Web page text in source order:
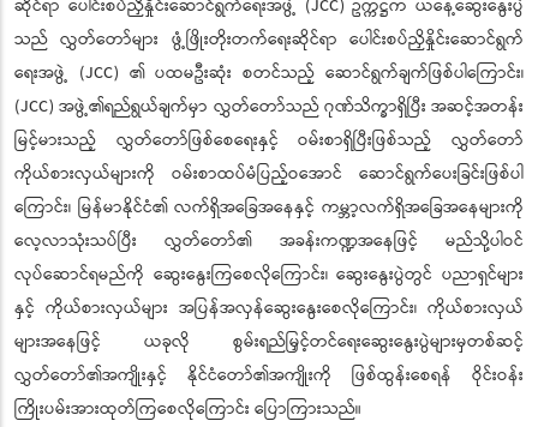
ဆိုင်ရာ ပေါင်းစပ်ညှိနှိုင်းဆောင်ရွက်ရေးအဖွဲ့ (JCC) ဥက္ကဋ္ဌက ယနေ့ဆွေးနွေးပွဲ
သည် လွှတ်တော်များ ဖွံ့ဖြိုးတိုးတက်ရေးဆိုင်ရာ ပေါင်းစပ်ညှိနှိုင်းဆောင်ရွက်
ရေးအဖွဲ့ (JCC) ၏ ပထမဦးဆုံး စတင်သည့် ဆောင်ရွက်ချက်ဖြစ်ပါကြောင်း၊
(JCC) အဖွဲ့၏ရည်ရွယ်ချက်မှာ လွှတ်တော်သည် ဂုဏ်သိက္ခာရှိပြီး အဆင့်အတန်း
မြင့်မားသည့် လွှတ်တော်ဖြစ်စေရေးနှင့် ဝမ်းစာရှိပြီးဖြစ်သည့် လွှတ်တော်
ကိုယ်စားလှယ်များကို ဝမ်းစာထပ်မံပြည့်ဝအောင် ဆောင်ရွက်ပေးခြင်းဖြစ်ပါ
ကြောင်း၊ မြန်မာနိုင်ငံ၏ လက်ရှိအခြေအနေနှင့် ကမ္ဘာ့လက်ရှိအခြေအနေများကို
လေ့လာသုံးသပ်ပြီး လွှတ်တော်၏ အခန်းကဏ္ဍအနေဖြင့် မည်သို့ပါဝင်
လုပ်ဆောင်ရမည်ကို ဆွေးနွေးကြစေလိုကြောင်း၊ ဆွေးနွေးပွဲတွင် ပညာရှင်များ
နှင့် ကိုယ်စားလှယ်များ အပြန်အလှန်ဆွေးနွေးစေလိုကြောင်း၊ ကိုယ်စားလှယ်
များအနေဖြင့် ယခုလို စွမ်းရည်မြှင့်တင်ရေးဆွေးနွေးပွဲများမှတစ်ဆင့်
လွှတ်တော်၏အကျိုးနှင့် နိုင်ငံတော်၏အကျိုးကို ဖြစ်ထွန်းစေရန် ဝိုင်းဝန်း
ကြိုးပမ်းအားထုတ်ကြစေလိုကြောင်း ပြောကြားသည်။